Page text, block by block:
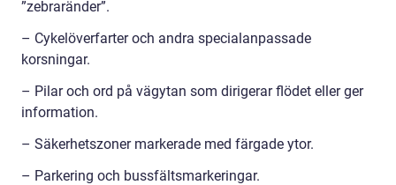
”zebraränder”.
– Cykelöverfarter och andra specialanpassade
korsningar.
– Pilar och ord på vägytan som dirigerar flödet eller ger
information.
– Säkerhetszoner markerade med färgade ytor.
– Parkering och bussfältsmarkeringar.